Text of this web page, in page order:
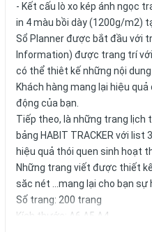
- Kết cấu lò xo kép ánh ngọc
in 4 màu bồi dày (1200g/m2)
Sổ Planner được bắt đầu với
Information) được trang trí
có thể thiêt kế những nội
Khách hàng mang lại hiệu
động của bạn.
Tiếp theo, là những trang lịch
bảng HABIT TRACKER với
hiệu quả thói quen sinh hoạt
Những trang viết được thiết
săc nét ...mang lại cho bạn sự
Số trang: 200 trang
Kích thước: A6.A5,A4